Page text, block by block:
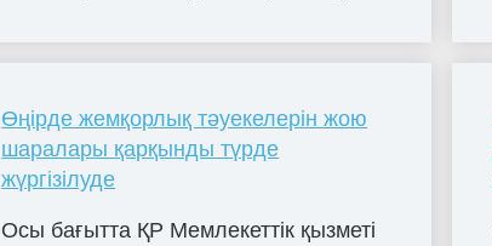
Өңірде жемқорлық тәуекелерін жою
шаралары қарқынды түрде
жүргізілуде
Осы бағытта ҚР Мемлекеттік қызметі